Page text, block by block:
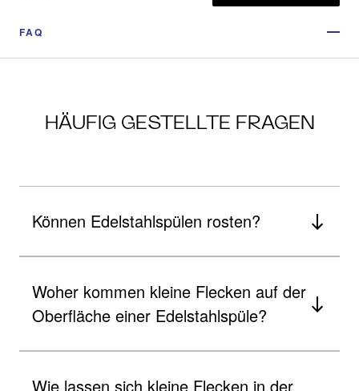
FAQ
HÄUFIG GESTELLTE FRAGEN
Können Edelstahlspülen rosten?
Woher kommen kleine Flecken auf der
Oberfläche einer Edelstahlspüle?
Wie lassen sich kleine Flecken in der